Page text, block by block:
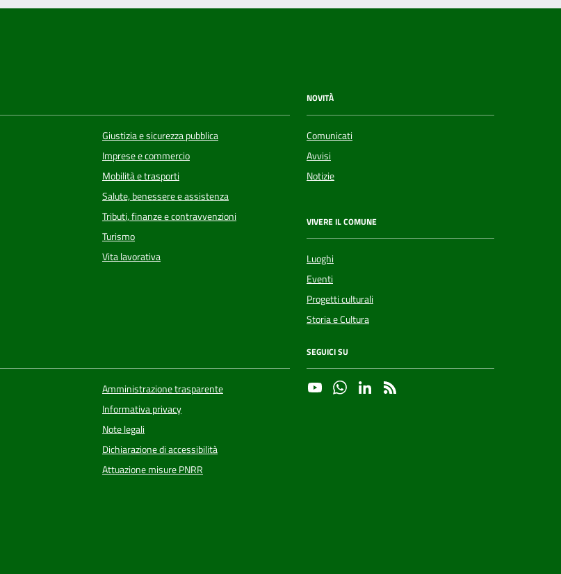
Giustizia e sicurezza pubblica
Imprese e commercio
Mobilità e trasporti
Salute, benessere e assistenza
Tributi, finanze e contravvenzioni
Turismo
Vita lavorativa
NOVITÀ
Comunicati
Avvisi
Notizie
VIVERE IL COMUNE
Luoghi
Eventi
Progetti culturali
Storia e Cultura
Amministrazione trasparente
Informativa privacy
Note legali
Dichiarazione di accessibilità
Attuazione misure PNRR
SEGUICI SU
YouTube WhatsappLinkedin